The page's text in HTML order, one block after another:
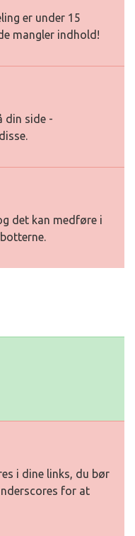
er under 15
mangler indhold!
din side -
det kan medføre i
i dine links, du bør
for at